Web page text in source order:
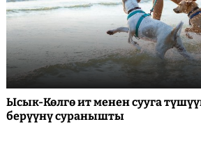
Ысык-Көлгө ит менен сууга
берүүнү суранышты